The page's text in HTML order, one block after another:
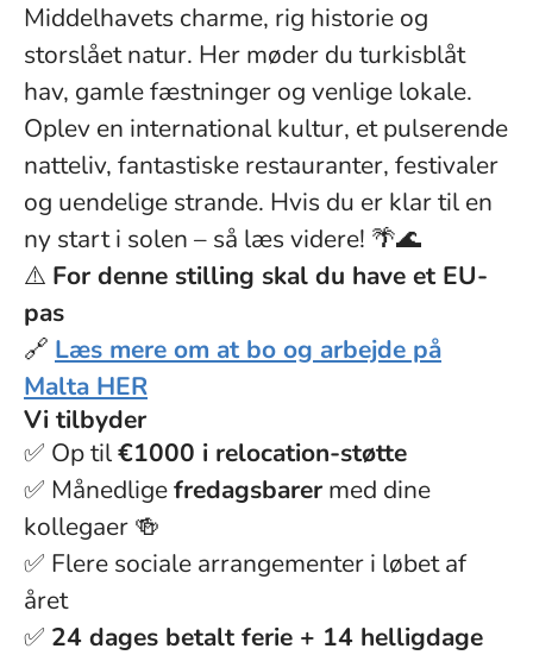
Middelhavets charme, rig historie og
storslået natur. Her møder du turkisblåt
hav, gamle fæstninger og venlige lokale.
Oplev en international kultur, et pulserende
natteliv, fantastiske restauranter, festivaler
og uendelige strande. Hvis du er klar til en
ny start i solen – så læs videre! 🌴🌊
⚠️ For denne stilling skal du have et EU-
pas
🔗 Læs mere om at bo og arbejde på
Malta HER
Vi tilbyder
✅ Op til€1000 i relocation-støtte
✅ Månedligefredagsbarermed dine
kollegaer 🍻
✅ Flere sociale arrangementer i løbet af
året
✅ 24 dages betalt ferie + 14 helligdage